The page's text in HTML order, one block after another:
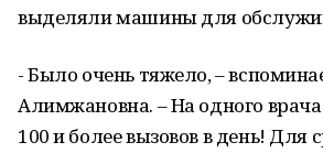
выделяли машины для
- Было очень тяжело, –
Алимжановна. – На одного
100 и более вызовов в день! Для